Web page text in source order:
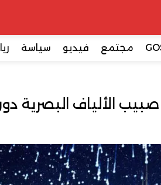
مجتمع فيديو سياسة
الألياف البصرية